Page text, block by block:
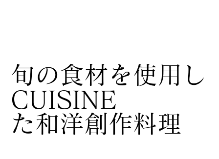
CUISINE
​旬の食材を使用し
た和洋創作料理